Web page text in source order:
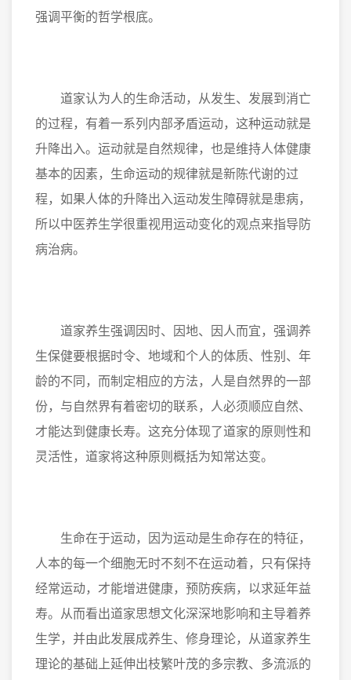
强调平衡的哲学根底。
道家认为人的生命活动，从发生、发展到消亡
的过程，有着一系列内部矛盾运动，这种运动就是
升降出入。运动就是自然规律，也是维持人体健康
基本的因素，生命运动的规律就是新陈代谢的过
程，如果人体的升降出入运动发生障碍就是患病，
所以中医养生学很重视用运动变化的观点来指导防
病治病。
道家养生强调因时、因地、因人而宜，强调养
生保健要根据时令、地域和个人的体质、性别、年
龄的不同，而制定相应的方法，人是自然界的一部
份，与自然界有着密切的联系，人必须顺应自然、
才能达到健康长寿。这充分体现了道家的原则性和
灵活性，道家将这种原则概括为知常达变。
生命在于运动，因为运动是生命存在的特征，
人本的每一个细胞无时不刻不在运动着，只有保持
经常运动，才能增进健康，预防疾病，以求延年益
寿。从而看出道家思想文化深深地影响和主导着养
生学，并由此发展成养生、修身理论，从道家养生
理论的基础上延伸出枝繁叶茂的多宗教、多流派的